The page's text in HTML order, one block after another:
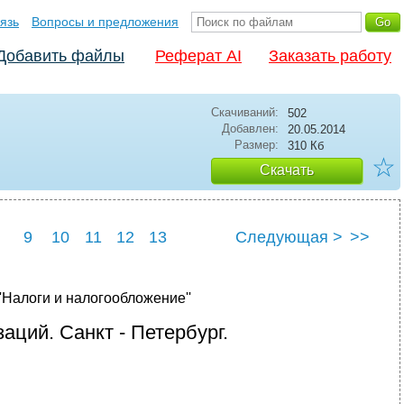
Вопросы и предложения
файлы Реферат AI Заказать работу
Скачиваний:
502
Добавлен:
20.05.2014
Размер:
310 Кб
Скачать ☆
9 10 11 12 13 Следующая > >>
и налогообложение''
Санкт - Петербург.